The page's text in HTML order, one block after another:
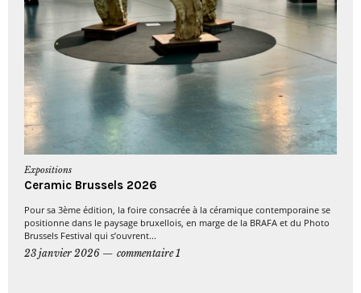
Expositions
Ceramic Brussels 2026
Pour sa 3ème édition, la foire consacrée à la céramique contemporaine se
positionne dans le paysage bruxellois, en marge de la BRAFA et du Photo
Brussels Festival qui s’ouvrent...
23 janvier 2026
commentaire 1